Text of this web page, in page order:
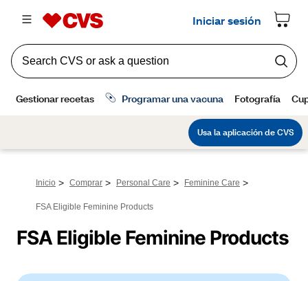
Inicio > Comprar > Personal Care > Feminine Care >
FSA Eligible Feminine Products
FSA Eligible Feminine Products